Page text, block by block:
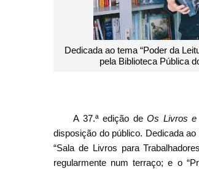
de Os Livros e a Cidade, publicada
da leitura em toda a cidade.
A
2024
A 37.ª edição deOs Livros e
disposição do público. Dedicada
“Sala de Livros para
regularmente num terraço; e o